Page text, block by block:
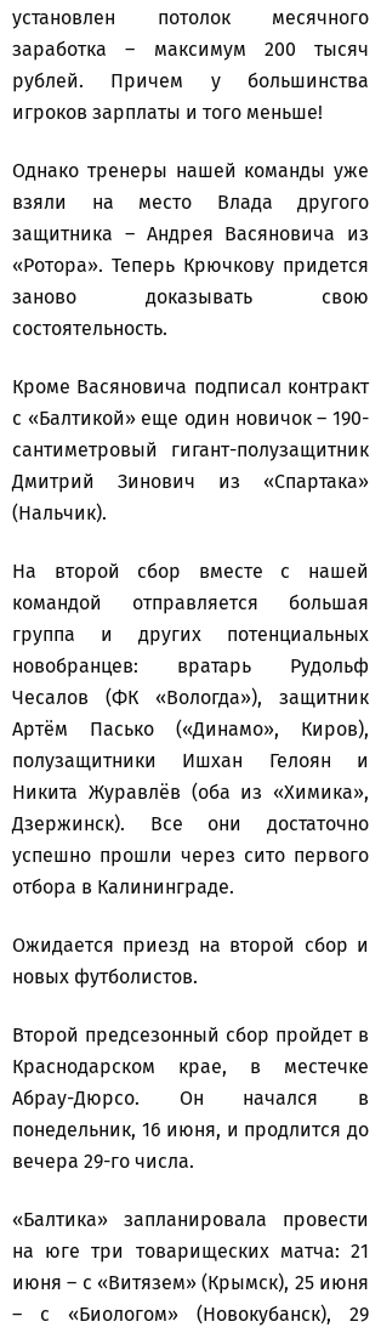
установлен потолок месячного
заработка – максимум 200 тысяч
рублей. Причем у большинства
игроков зарплаты и того меньше!
Однако тренеры нашей команды уже
взяли на место Влада другого
защитника – Андрея Васяновича из
«Ротора». Теперь Крючкову придется
заново доказывать свою
состоятельность.
Кроме Васяновича подписал контракт
с «Балтикой» еще один новичок – 190-
сантиметровый гигант-полузащитник
Дмитрий Зинович из «Спартака»
(Нальчик).
На второй сбор вместе с нашей
командой отправляется большая
группа и других потенциальных
новобранцев: вратарь Рудольф
Чесалов (ФК «Вологда»), защитник
Артём Пасько («Динамо», Киров),
полузащитники Ишхан Гелоян и
Никита Журавлёв (оба из «Химика»,
Дзержинск). Все они достаточно
успешно прошли через сито первого
отбора в Калининграде.
Ожидается приезд на второй сбор и
новых футболистов.
Второй предсезонный сбор пройдет в
Краснодарском крае, в местечке
Абрау-Дюрсо. Он начался в
понедельник, 16 июня, и продлится до
вечера 29-го числа.
«Балтика» запланировала провести
на юге три товарищеских матча: 21
июня – с «Витязем» (Крымск), 25 июня
– с «Биологом» (Новокубанск), 29